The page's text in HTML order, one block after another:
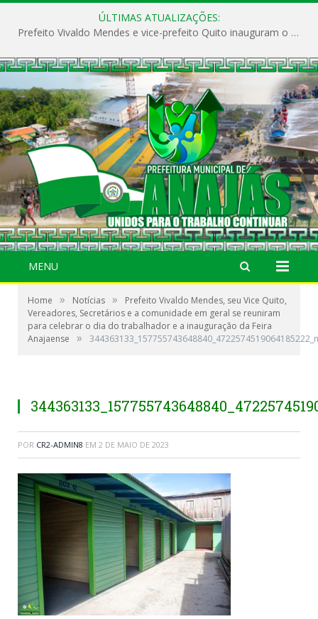
ÚLTIMAS ATUALIZAÇÕES:
Prefeito Vivaldo Mendes e vice-prefeito Quito inauguram o CAPS e fortalecem a saúde pública em Anajás.
MENU
Home » Notícias »
Prefeito Vivaldo Mendes, seu Vice Quito,
Vereadores, Secretários e a comunidade em geral se reuniram
para celebrar o dia do trabalhador e a inauguração da Feira
Anajaense
» 344363133_157755743648840_4722574519064185222_n
POR CR2-ADMIN8 EM 2 DE MAIO DE 2023